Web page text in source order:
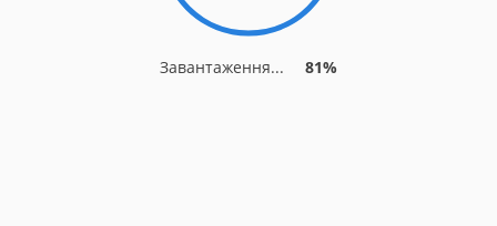
Завантаження... 81%